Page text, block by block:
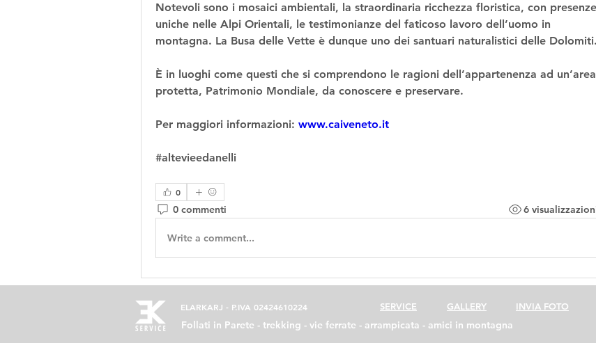
Notevoli sono i mosaici ambientali, la straordinaria ricchezza floristica, con presenze
uniche nelle Alpi Orientali, le testimonianze del faticoso lavoro dell’uomo in
montagna. La Busa delle Vette è dunque uno dei santuari naturalistici delle Dolomiti.
È in luoghi come questi che si comprendono le ragioni dell’appartenenza ad un’area
protetta, Patrimonio Mondiale, da conoscere e preservare.
Per maggiori informazioni: www.caiveneto.it
#altevieedanelli
0
0 commenti 6
Write a comment...
ELARKARJ - P.IVA 02424610224 SERVICE GALLERY INVIA FOTO
Follati in Parete - trekking - vie ferrate - arrampicata - amici in montagna